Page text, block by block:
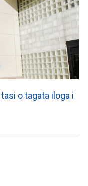
o tagata iloga i